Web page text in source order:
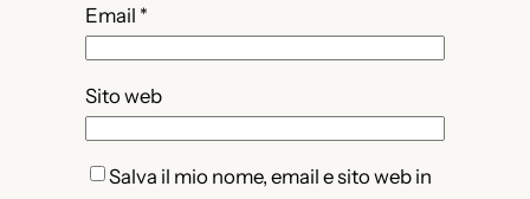
Email *
Sito web
Salva il mio nome, email e sito web in